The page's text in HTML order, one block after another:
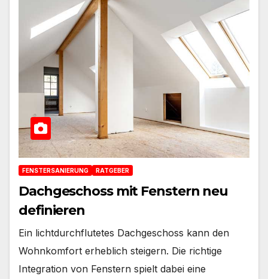
FENSTERSANIERUNG RATGEBER
Dachgeschoss mit Fenstern neu
definieren
Ein lichtdurchflutetes Dachgeschoss kann den
Wohnkomfort erheblich steigern. Die richtige
Integration von Fenstern spielt dabei eine